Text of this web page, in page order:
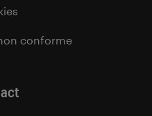
conforme